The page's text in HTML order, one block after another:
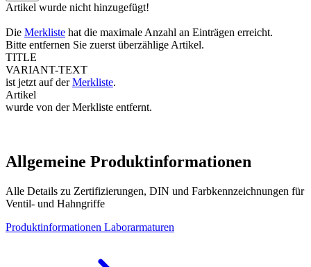
Artikel wurde nicht hinzugefügt!
Die Merkliste hat die maximale Anzahl an Einträgen erreicht.
Bitte entfernen Sie zuerst überzählige Artikel.
TITLE
VARIANT-TEXT
ist jetzt auf derMerkliste.
Artikel
wurde von der Merkliste entfernt.
Allgemeine Produktinformationen
Alle Details zu Zertifizierungen, DIN und Farbkennzeichnungen für
Ventil- und Hahngriffe
Produktinformationen Laborarmaturen